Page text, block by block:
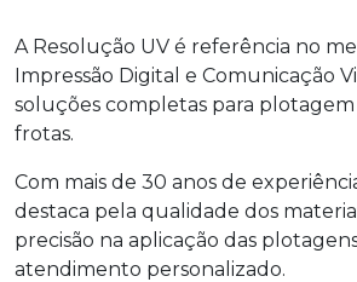
A Resolução UV é referência no
Impressão Digital e Comunicação
soluções completas para
frotas.
Com mais de 30 anos de
destaca pela qualidade dos
precisão na aplicação das
atendimento personalizado.